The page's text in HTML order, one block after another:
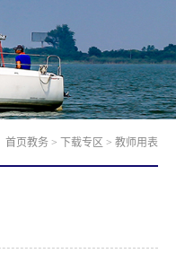
首页教务> 下载专区 > 教师用表